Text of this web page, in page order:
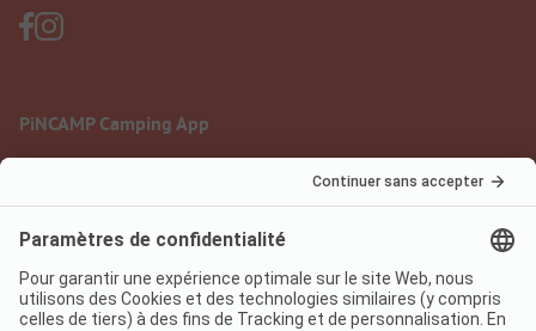
PiNCAMP Camping App
Mentions légales Conditions d'utilisation